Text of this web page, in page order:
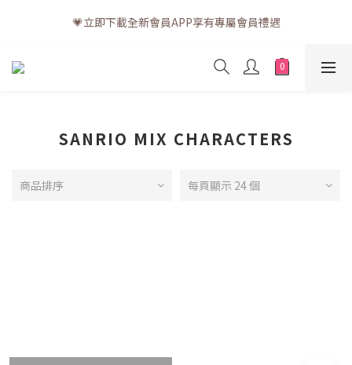
💗訂單一般送貨時間為3至5個工作天 (星期六、日及公眾假期並非
工作天)
💗立即下載全新會員APP享有專屬會員禮遇
💗訂單一般送貨時間為3至5個工作天 (星期六、日及公眾假期並非
SANRIO MIX CHARACTERS
商品排序 每頁顯示 24 個